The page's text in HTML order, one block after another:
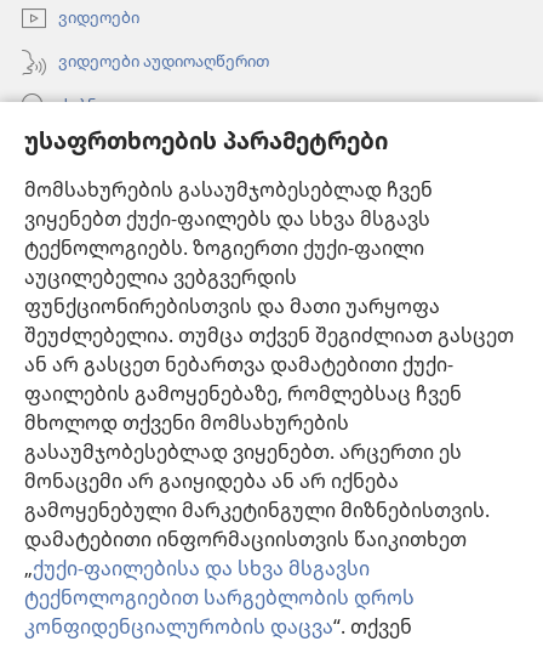
უსაფრთხოების პარამეტრები
მომსახურების გასაუმჯობესებლად ჩვენ
ვიყენებთ ქუქი-ფაილებს და სხვა მსგავს
ტექნოლოგიებს. ზოგიერთი ქუქი-ფაილი
აუცილებელია ვებგვერდის
ფუნქციონირებისთვის და მათი უარყოფა
შეუძლებელია. თუმცა თქვენ შეგიძლიათ გასცეთ
ან არ გასცეთ ნებართვა დამატებითი ქუქი-
ფაილების გამოყენებაზე, რომლებსაც ჩვენ
მხოლოდ თქვენი მომსახურების
გასაუმჯობესებლად ვიყენებთ. არცერთი ეს
მონაცემი არ გაიყიდება ან არ იქნება
გამოყენებული მარკეტინგული მიზნებისთვის.
დამატებითი ინფორმაციისთვის წაიკითხეთ
„ქუქი-ფაილებისა და სხვა მსგავსი
ტექნოლოგიებით სარგებლობის დროს
კონფიდენციალურობის დაცვა“. თქვენ
ვიდეოები
ვიდეოები აუდიოაღწერით
ძებნა
ინფორმაცია ექიმებისთვის
ინფორმაცია ოფიციალური პირებისთვის
დახმარება
შესაწირავები
(გაიხსნება
ახალი
ფანჯარა)საგუშაგო კოშკის ონლაინ ბიბლიოთეკა™
(გაიხსნება
ახალი
ფანჯარა)JW Hub
(გაიხსნება
ახალი
ფანჯარა)JW ბიბლიოთეკა
„საგუშაგო კოშკის ბიბლიოთეკა“